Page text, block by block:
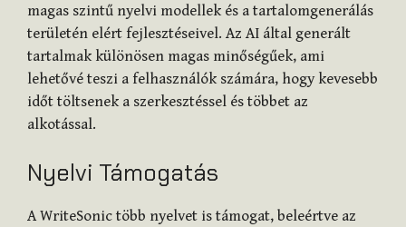
magas szintű nyelvi modellek és a tartalomgenerálás
területén elért fejlesztéseivel. Az AI által generált
tartalmak különösen magas minőségűek, ami
lehetővé teszi a felhasználók számára, hogy kevesebb
időt töltsenek a szerkesztéssel és többet az
alkotással.
Nyelvi Támogatás
A WriteSonic több nyelvet is támogat, beleértve az